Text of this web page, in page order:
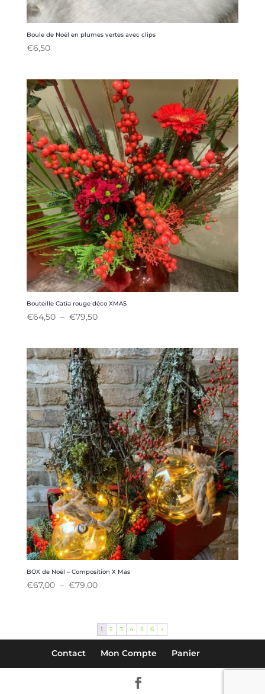
Boule de Noël en plumes vertes avec clips
€6,50
Bouteille Catia rouge déco XMAS
€64,50 – €79,50Plage
€64,50
à
€79,50
BOX de Noël – Composition X Mas
€67,00 – €79,00Plage
€67,00
à
€79,00
1 2 3 4 5 6 →
Contact Mon Compte Panier